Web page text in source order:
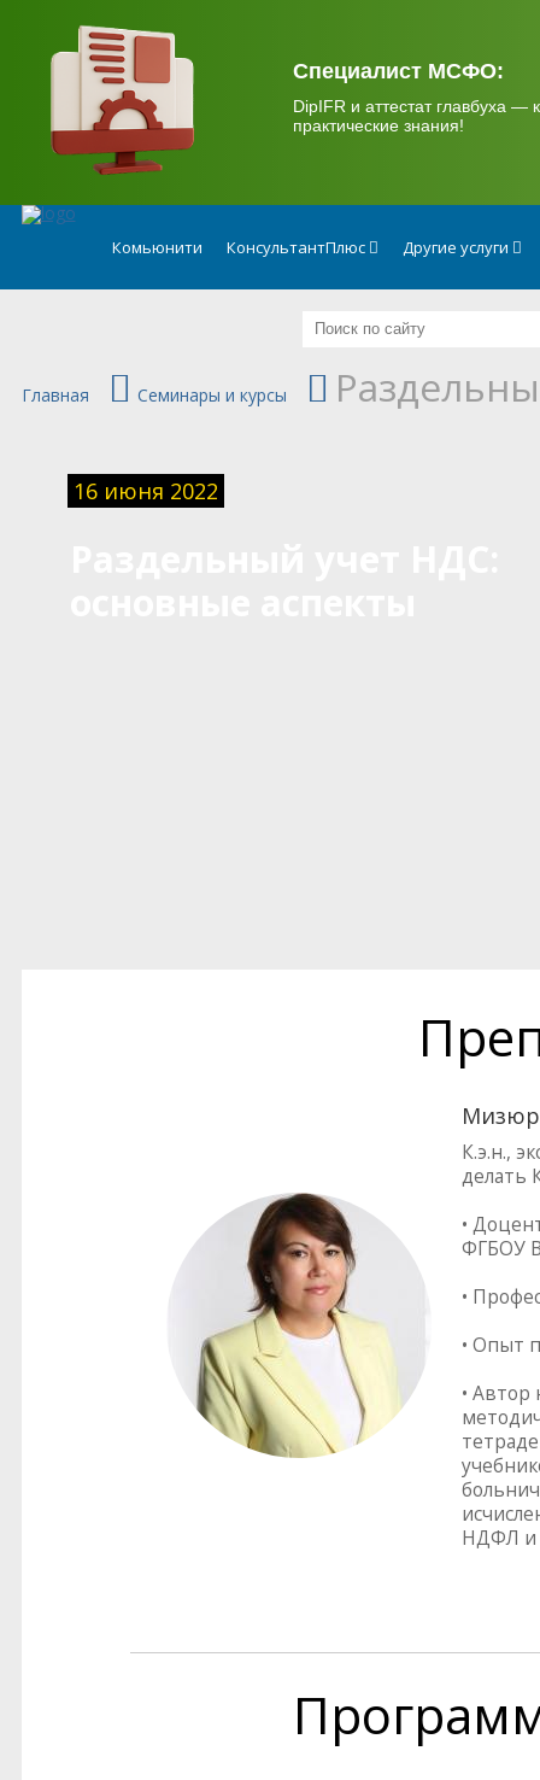
Специалист МСФО:
DipIFR и аттестат главбуха —
практические знания!
Комьюнити КонсультантПлюс Другие услуги
Главная Семинары и курсы
16 июня 2022
К.э.н.,
делать
•
ФГБОУ
•
• Опыт
• Автор
НДФЛ и